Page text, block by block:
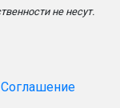
не несут.